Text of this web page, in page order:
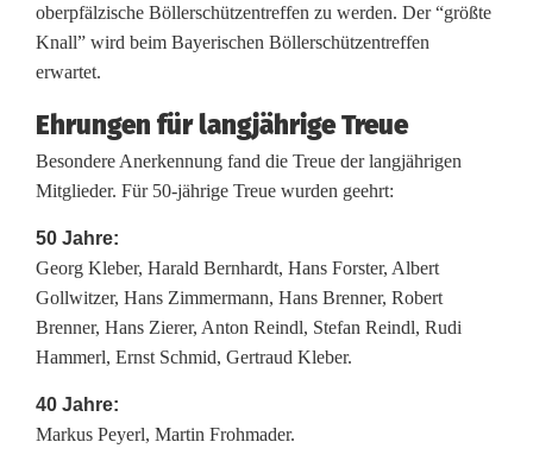
E
s
l
a
r
n
oberpfälzische Böllerschützentreffen zu werden. Der “größte
Knall” wird beim Bayerischen Böllerschützentreffen
erwartet.
Ehrungen für langjährige Treue
Besondere Anerkennung fand die Treue der langjährigen
Mitglieder. Für 50-jährige Treue wurden geehrt:
50 Jahre:
Georg Kleber, Harald Bernhardt, Hans Forster, Albert
Gollwitzer, Hans Zimmermann, Hans Brenner, Robert
Brenner, Hans Zierer, Anton Reindl, Stefan Reindl, Rudi
Hammerl, Ernst Schmid, Gertraud Kleber.
40 Jahre:
Markus Peyerl, Martin Frohmader.